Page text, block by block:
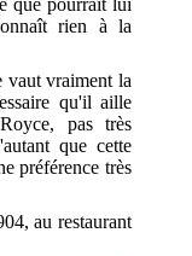
que pourrait lui
rien à la
vaut vraiment la
qu'il aille
pas très
que cette
préférence très
au restaurant